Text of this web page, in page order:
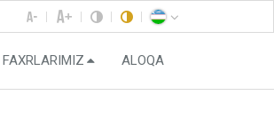
FAXRLARIMIZ ALOQA